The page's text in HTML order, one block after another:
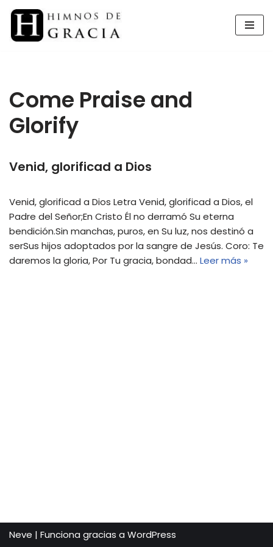
Saltar
Come Praise and
Glorify
Venid, glorificad a Dios
Venid, glorificad a Dios Letra Venid, glorificad a Dios, el
Padre del Señor;En Cristo Él no derramó Su eterna
bendición.Sin manchas, puros, en Su luz, nos destinó a
serSus hijos adoptados por la sangre de Jesús. Coro: Te
daremos la gloria, Por Tu gracia, bondad… Leer más »
Neve | Funciona gracias a WordPress